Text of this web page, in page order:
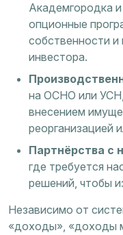
Академгородка
опционные
собственности
инвестора.
на ОСНО или
внесением
реорганизацией
Партнёрства с
где требуется
решений, чтобы
Независимо от
«доходы», «доходы